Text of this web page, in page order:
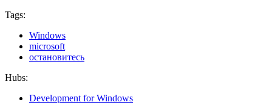
Tags:
Windows
microsoft
остановитесь
Hubs:
Development for Windows